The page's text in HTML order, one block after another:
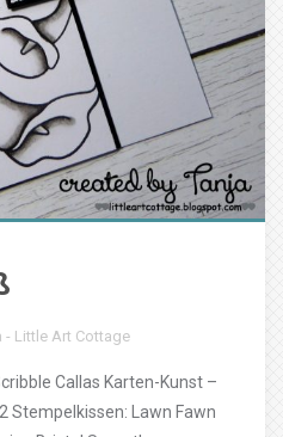
- Little Art Cottage
Callas Karten-Kunst –
Stempelkissen: Lawn Fawn